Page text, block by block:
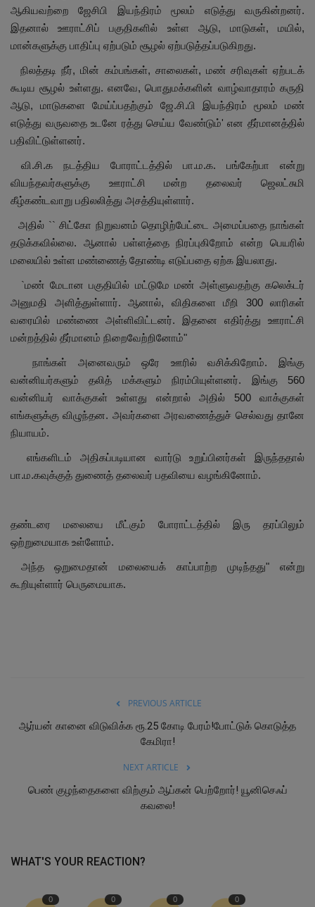
ஆகியவற்றை ஜேசிபி இயந்திரம் மூலம் எடுத்து வருகின்றனர்.
இதனால் ஊராட்சிப் பகுதிகளில் உள்ள ஆடு, மாடுகள், மயில்,
மான்களுக்கு பாதிப்பு ஏற்படும் சூழல் ஏற்படுத்தப்படுகிறது.
நிலத்தடி நீர், மின் கம்பங்கள், சாலைகள், மண் சரிவுகள் ஏற்படக்
கூடிய சூழல் உள்ளது. எனவே, பொதுமக்களின் வாழ்வாதாரம் கருதி
ஆடு, மாடுகளை மேய்ப்பதற்கும் ஜே.சி.பி இயந்திரம் மூலம் மண்
எடுத்து வருவதை உடனே ரத்து செய்ய வேண்டும்' என தீர்மானத்தில்
பதிவிட்டுள்ளனர்.
வி.சி.க நடத்திய போராட்டத்தில் பா.ம.க. பங்கேற்பா என்று
வியந்தவர்களுக்கு ஊராட்சி மன்ற தலைவர் ஜெலட்சுமி
கீழ்கண்டவாறு பதிலலித்து அசத்தியுள்ளார்.
அதில் `` சிட்கோ நிறுவனம் தொழிற்பேட்டை அமைப்பதை நாங்கள்
தடுக்கவில்லை. ஆனால் பள்ளத்தை நிரப்புகிறோம் என்ற பெயரில்
மலையில் உள்ள மண்ணைத் தோண்டி எடுப்பதை ஏற்க இயலாது.
`மண் மேடான பகுதியில் மட்டுமே மண் அள்ளுவதற்கு கலெக்டர்
அனுமதி அளித்துள்ளார். ஆனால், விதிகளை மீறி 300 லாரிகள்
வரையில் மண்ணை அள்ளிவிட்டனர். இதனை எதிர்த்து ஊராட்சி
மன்றத்தில் தீர்மானம் நிறைவேற்றினோம்"
நாங்கள் அனைவரும் ஒரே ஊரில் வசிக்கிறோம். இங்கு
வன்னியர்களும் தலித் மக்களும் நிரம்பியுள்ளனர். இங்கு 560
வன்னியர் வாக்குகள் உள்ளது என்றால் அதில் 500 வாக்குகள்
எங்களுக்கு விழுந்தன. அவர்களை அரவணைத்துச் செல்வது தானே
நியாயம்.
எங்களிடம் அதிகப்படியான வார்டு உறுப்பினர்கள் இருந்ததால்
பா.ம.கவுக்குத் துணைத் தலைவர் பதவியை வழங்கினோம்.
தண்டரை மலையை மீட்கும் போராட்டத்தில் இரு தரப்பிலும்
ஒற்றுமையாக உள்ளோம்.
அந்த ஒறுமைதான் மலையைக் காப்பாற்ற முடிந்தது" என்று
கூறியுள்ளார் பெருமையாக.
PREVIOUS ARTICLE
ஆர்யன் கானை விடுவிக்க ரூ.25 கோடி பேரம்!போட்டுக் கொடுத்த
கேமிரா!
NEXT ARTICLE
பெண் குழந்தைகளை விற்கும் ஆப்கன் பெற்றோர்! யூனிசெஃப்
கவலை!
WHAT'S YOUR REACTION?
0 0 0 0